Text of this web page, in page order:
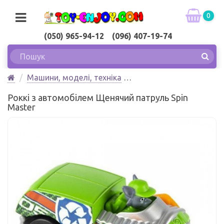
(050) 965-94-12 (096) 407-19-74
0
Машини, моделі, техніка
Роккі з автомобілем Щенячий патруль Spin Master
Роккі з автомобілем Щенячий патруль Spin
Master